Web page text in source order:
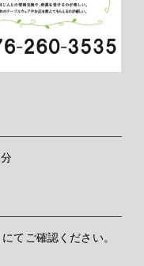
てご確認ください。